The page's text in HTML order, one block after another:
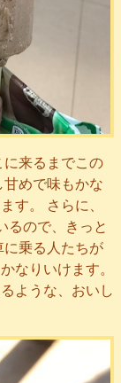
来るまでこの
めで味もかな
す。 さらに、
るので、きっと
乗る人たちが
なりいけます。
ような、おいし